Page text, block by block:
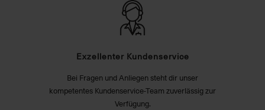
Exzellenter Kundenservice
Bei Fragen und Anliegen steht dir unser
kompetentes Kundenservice-Team zuverlässig zur
Verfügung.